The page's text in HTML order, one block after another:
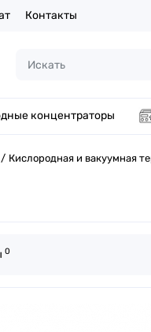
Контакты
концентраторы
Кислородная и вакуумная
0